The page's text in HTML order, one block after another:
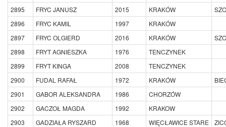
2895
FRYC JANUSZ 2015 KRAKÓW
2896
FRYC KAMIL 1997
KRAKÓW
2897
FRYC OLGIERD 2016 KRAKÓW
2898
FRYT AGNIESZKA 1976
TENCZYNEK
2899
FRYT KINGA 2008
TENCZYNEK
2900
FUDAL RAFAŁ 1972 KRAKÓW
2901
GABOR ALEKSANDRA 1986
CHORZÓW
2902
GACZOŁ MAGDA 1992
KRAKOW
2903
GADZIAŁA RYSZARD 1968 WIĘCŁAWICE STARE